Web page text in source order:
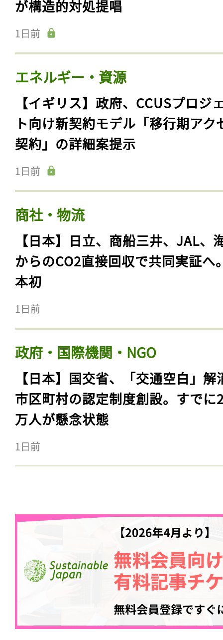
が構造的対処提唱
1日前
エネルギー・資源
【イギリス】政府、CCUSプロジ
ト向け新契約モデル「移行期アク
契約」の詳細案提示
1日前
商社・物流
【日本】日立、商船三井、JAL、
からのCO2直接回収で共同実証へ
本初
1日前
政府・国際機関・NGO
【日本】国交省、「交通空白」解
市区町村の認定制度創設。すでに
万人が懸念状態
1日前